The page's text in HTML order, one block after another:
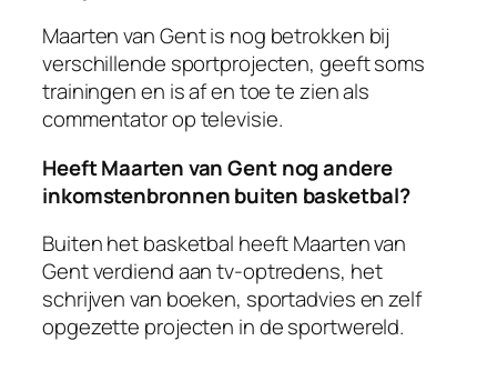
Maarten van Gent is nog betrokken bij
verschillende sportprojecten, geeft soms
trainingen en is af en toe te zien als
commentator op televisie.
Heeft Maarten van Gent nog andere
inkomstenbronnen buiten basketbal?
Buiten het basketbal heeft Maarten van
Gent verdiend aan tv-optredens, het
schrijven van boeken, sportadvies en zelf
opgezette projecten in de sportwereld.